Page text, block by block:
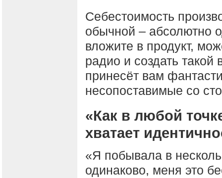
Себестоимость
обычной – абсолютно
вложите в продукт,
радио и создать
принесёт вам
несопоставимые со
«Как в любой
хватает
«Я побывала в
одинаково, меня это